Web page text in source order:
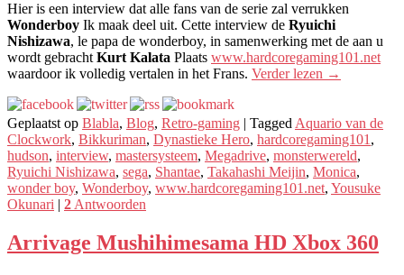
Hier is een interview dat alle fans van de serie zal verrukken
Wonderboy Ik maak deel uit. Cette interview de Ryuichi
Nishizawa, le papa de wonderboy, in samenwerking met de aan u
wordt gebracht Kurt Kalata Plaats www.hardcoregaming101.net
waardoor ik volledig vertalen in het Frans. Verder lezen →
Geplaatst op Blabla, Blog, Retro-gaming | Tagged Aquario van de
Clockwork, Bikkuriman, Dynastieke Hero, hardcoregaming101 ,
hudson, interview, mastersysteem, Megadrive, monsterwereld,
Ryuichi Nishizawa, sega, Shantae, Takahashi Meijin, Monica,
wonder boy, Wonderboy, www.hardcoregaming101.net, Yousuke
Okunari | 2 Antwoorden
Arrivage Mushihimesama HD Xbox 360